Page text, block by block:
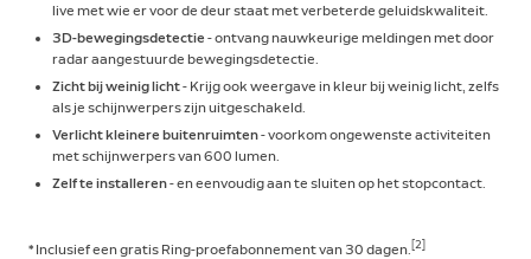
live met wie er voor de deur staat met verbeterde geluidskwaliteit.
3D-bewegingsdetectie - ontvang nauwkeurige meldingen met door
radar aangestuurde bewegingsdetectie.
Zicht bij weinig licht- Krijg ook weergave in kleur bij weinig licht, zelfs
als je schijnwerpers zijn uitgeschakeld.
Verlicht kleinere buitenruimten- voorkom ongewenste activiteiten
met schijnwerpers van 600 lumen.
Zelf te installeren- en eenvoudig aan te sluiten op het stopcontact.
* Inclusief een gratis Ring-proefabonnement van 30 dagen. [2]